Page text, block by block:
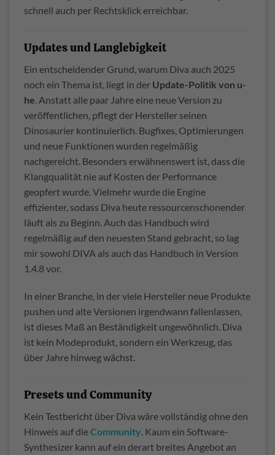
schnell auch per Rechtsklick erreichbar.
Updates und Langlebigkeit
Ein entscheidender Grund, warum Diva auch 2025
noch ein Thema ist, liegt in der Update-Politik von u-
he . Anstatt alle paar Jahre eine neue Version zu
veröffentlichen, pflegt der Hersteller seinen
Dinosaurier kontinuierlich. Bugfixes, Optimierungen
und neue Funktionen wurden regelmäßig
nachgereicht. Besonders erwähnenswert ist, dass die
Klangqualität nie auf Kosten der Performance
geopfert wurde. Vielmehr wurde die Engine
effizienter, sodass Diva heute ressourcenschonender
läuft als zu Beginn. Auch das Handbuch wird
regelmäßig auf den neuesten Stand gebracht, so lag
mir sowohl DIVA als auch das Handbuch in Version
1.4.8 vor.
In einer Branche, in der viele Hersteller neue Produkte
pushen und alte Versionen irgendwann fallenlassen,
ist dieses Maß an Beständigkeit ungewöhnlich. Diva
ist kein Modeprodukt, sondern ein Werkzeug, das
über Jahre hinweg wächst.
Presets und Community
Kein Testbericht über Diva wäre vollständig ohne den
Hinweis auf dieCommunity . Kaum ein Software-
Synthesizer kann auf ein derart breites Angebot an